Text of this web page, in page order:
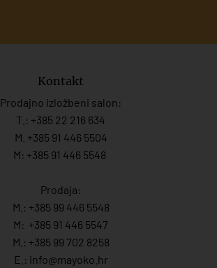
Kontakt
Prodajno izložbeni salon:
T.: +385 22 216 634
M. +385 91 446 5504
M: +385 91 446 5548
Prodaja:
M.: +385 99 446 5548
M: +385 91 446 5547
M.: +385 99 702 8258
E.: info@mayoko. hr